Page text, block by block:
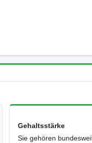
Gehaltsstärke
Sie gehören